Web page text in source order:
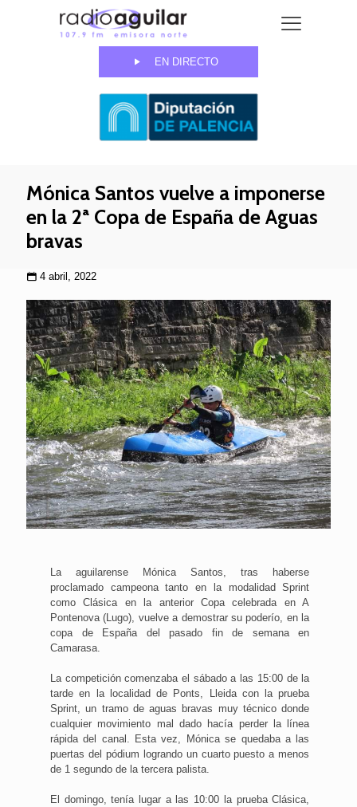
EN DIRECTO
Mónica Santos vuelve a imponerse
en la 2ª Copa de España de Aguas
bravas
4 abril, 2022
La aguilarense Mónica Santos, tras haberse
proclamado campeona tanto en la modalidad Sprint
como Clásica en la anterior Copa celebrada en A
Pontenova (Lugo), vuelve a demostrar su poderío, en la
copa de España del pasado fin de semana en
Camarasa.
La competición comenzaba el sábado a las 15:00 de la
tarde en la localidad de Ponts, Lleida con la prueba
Sprint, un tramo de aguas bravas muy técnico donde
cualquier movimiento mal dado hacía perder la línea
rápida del canal. Esta vez, Mónica se quedaba a las
puertas del pódium logrando un cuarto puesto a menos
de 1 segundo de la tercera palista.
El domingo, tenía lugar a las 10:00 la prueba Clásica,